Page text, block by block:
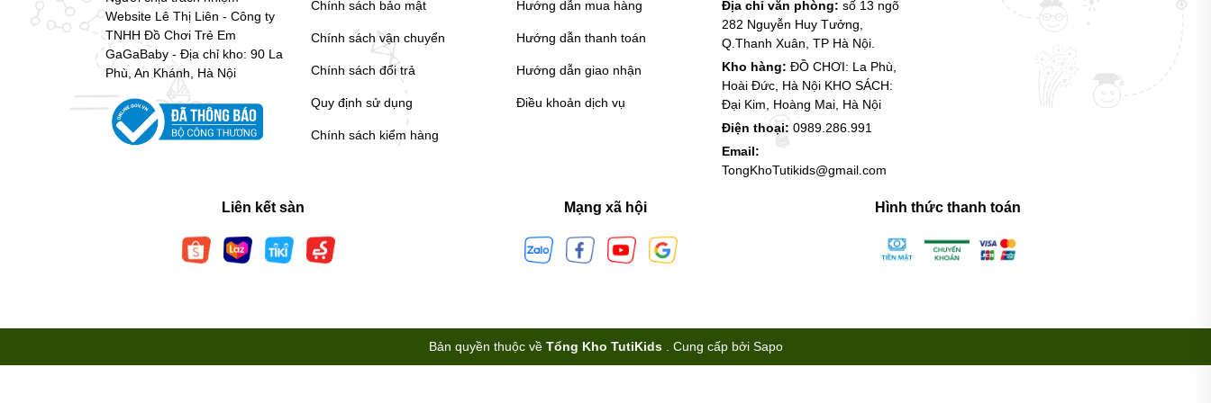
Website Lê Thị Liên - Công ty
TNHH Đồ Chơi Trẻ Em
GaGaBaby - Địa chỉ kho: 90 La
Phù, An Khánh, Hà Nội
Chính sách bảo mật
Chính sách vận chuyển
Chính sách đổi trả
Quy định sử dụng
Chính sách kiểm hàng
Hướng dẫn mua hàng
Hướng dẫn thanh toán
Hướng dẫn giao nhận
Điều khoản dịch vụ
Địa chỉ văn phòng: số 13 ngõ
282 Nguyễn Huy Tưởng,
Q.Thanh Xuân, TP Hà Nội.
Kho hàng: ĐỒ CHƠI: La Phù,
Hoài Đức, Hà Nội KHO SÁCH:
Đại Kim, Hoàng Mai, Hà Nội
Điện thoại: 0989.286.991
Email:
TongKhoTutikids@gmail.com
Liên kết sàn Mạng xã hội Hình thức thanh toán
Bản quyền thuộc về Tổng Kho TutiKids Cung cấp bởi Sapo